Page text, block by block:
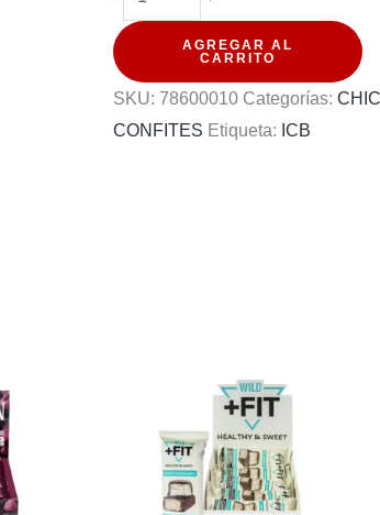
TIC
MENTA
AGREGAR AL
CARRITO
SKU: 78600010 Categorías:
CONFITES Etiqueta: ICB